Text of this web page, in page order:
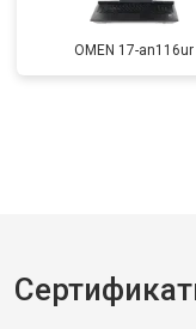
OMEN 17-an116ur